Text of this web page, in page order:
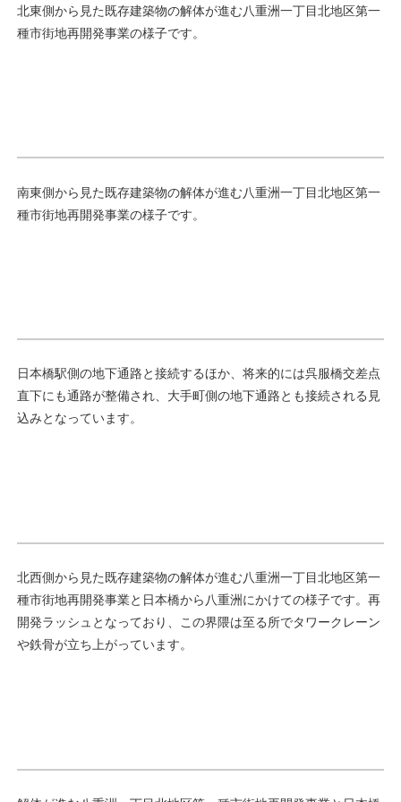
北東側から見た既存建築物の解体が進む八重洲一丁目北地区第一
種市街地再開発事業の様子です。
南東側から見た既存建築物の解体が進む八重洲一丁目北地区第一
種市街地再開発事業の様子です。
日本橋駅側の地下通路と接続するほか、将来的には呉服橋交差点
直下にも通路が整備され、大手町側の地下通路とも接続される見
込みとなっています。
北西側から見た既存建築物の解体が進む八重洲一丁目北地区第一
種市街地再開発事業と日本橋から八重洲にかけての様子です。再
開発ラッシュとなっており、この界隈は至る所でタワークレーン
や鉄骨が立ち上がっています。